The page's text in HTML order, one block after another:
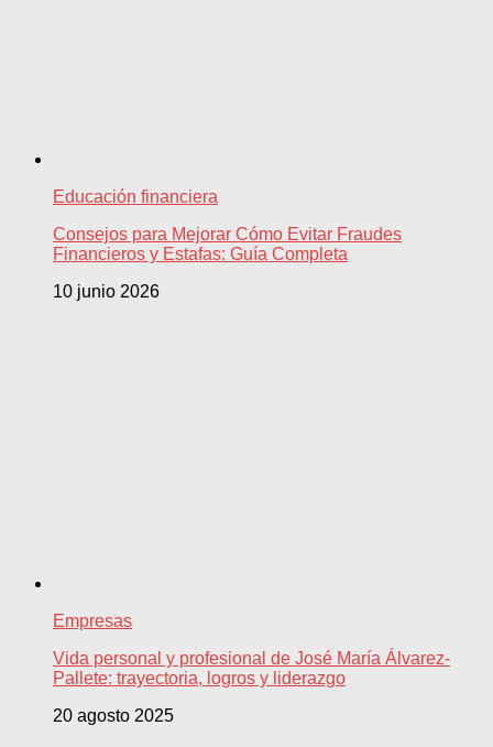
Educación financiera
Consejos para Mejorar Cómo Evitar Fraudes
Financieros y Estafas: Guía Completa
10 junio 2026
Empresas
Vida personal y profesional de José María Álvarez-
Pallete: trayectoria, logros y liderazgo
20 agosto 2025